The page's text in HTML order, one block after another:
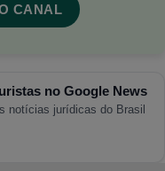
CANAL
no Google News
notícias jurídicas do Brasil